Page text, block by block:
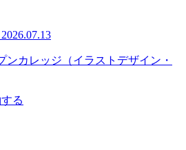
2026.07.13
ンカレッジ（イラストデザイン・
る